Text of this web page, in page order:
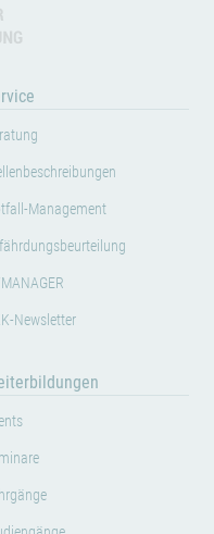
Management
Newsletter